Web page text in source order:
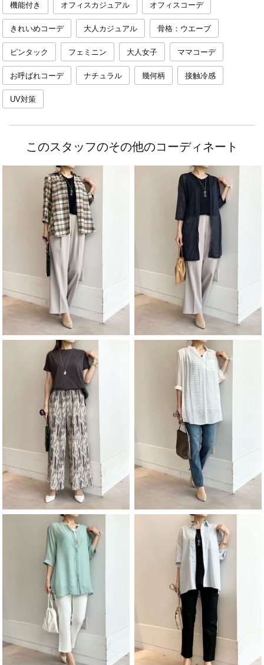
機能付き オフィスカジュアル オフィスコーデ
きれいめコーデ 大人カジュアル 骨格：ウエーブ
ピンタック フェミニン 大人女子 ママコーデ
お呼ばれコーデ ナチュラル 幾何柄 接触冷感
UV対策
このスタッフのその他のコーディネート